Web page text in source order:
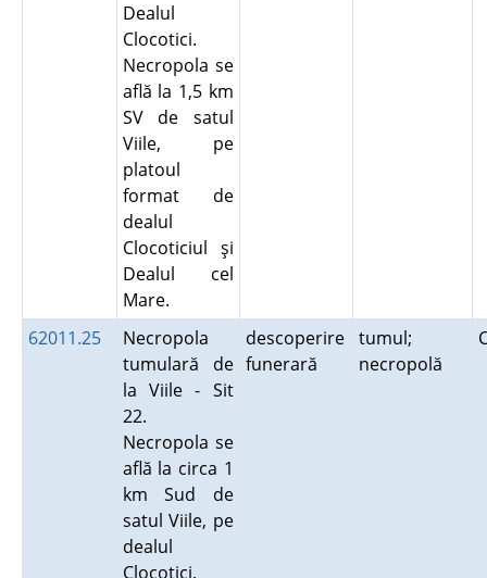
Dealul
Clocotici.
Necropola se
află la 1,5 km
SV de satul
Viile, pe
platoul
format de
dealul
Clocoticiul şi
Dealul cel
Mare.
62011.25
Necropola
tumulară de
la Viile - Sit
22.
Necropola se
află la circa 1
km Sud de
satul Viile, pe
dealul
Clocotici.
descoperire
funerară
tumul;
necropolă